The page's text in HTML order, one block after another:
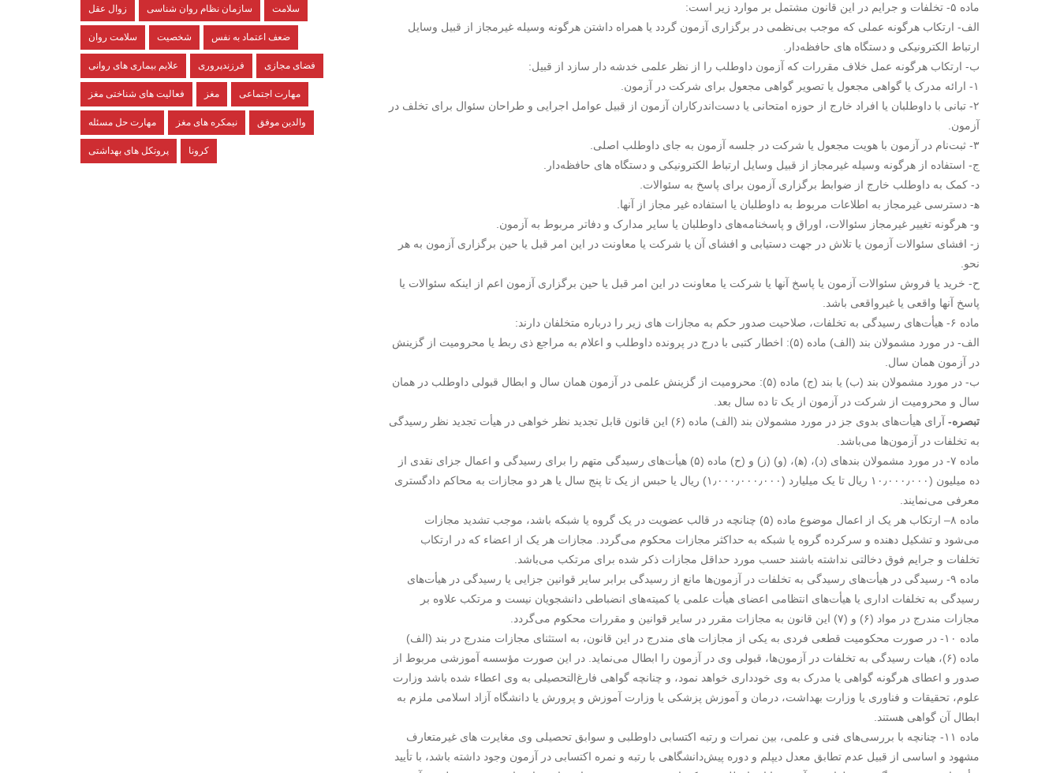
ماده ۵- تخلفات و جرایم در این قانون مشتمل بر موارد زیر است:
الف- ارتکاب هرگونه عملی که موجب بی‌نظمی در برگزاری آزمون گردد یا همراه داشتن هرگونه وسیله غیرمجاز از قبیل وسایل
ارتباط الکترونیکی و دستگاه های حافظه‌دار.
ب- ارتکاب هرگونه عمل خلاف مقررات که آزمون داوطلب را از نظر علمی خدشه دار سازد از قبیل:
۱- ارائه مدرک یا گواهی مجعول یا تصویر گواهی مجعول برای شرکت در آزمون.
۲- تبانی با داوطلبان یا افراد خارج از حوزه امتحانی یا دست‌اندرکاران آزمون از قبیل عوامل اجرایی و طراحان سئوال برای تخلف در
آزمون.
۳- ثبت‌نام در آزمون با هویت مجعول یا شرکت در جلسه آزمون به جای داوطلب اصلی.
ج- استفاده از هرگونه وسیله غیرمجاز از قبیل وسایل ارتباط الکترونیکی و دستگاه های حافظه‌دار.
د- کمک به داوطلب خارج از ضوابط برگزاری آزمون برای پاسخ به سئوالات.
ه‍- دسترسی غیرمجاز به اطلاعات مربوط به داوطلبان یا استفاده غیر مجاز از آنها.
و- هرگونه تغییر غیرمجاز سئوالات، اوراق و پاسخنامه‌های داوطلبان یا سایر مدارک و دفاتر مربوط به آزمون.
ز- افشای سئوالات آزمون یا تلاش در جهت دستیابی و افشای آن یا شرکت یا معاونت در این امر قبل یا حین برگزاری آزمون به هر
نحو.
ح- خرید یا فروش سئوالات آزمون یا پاسخ آنها یا شرکت یا معاونت در این امر قبل یا حین برگزاری آزمون اعم از اینکه سئوالات یا
پاسخ آنها واقعی یا غیرواقعی باشد.
ماده ۶- هیأت‌های رسیدگی به تخلفات، صلاحیت صدور حکم به مجازات های زیر را درباره متخلفان دارند:
الف- در مورد مشمولان بند (الف) ماده (۵): اخطار کتبی با درج در پرونده داوطلب و اعلام به مراجع ذی ربط یا محرومیت از گزینش
در آزمون همان سال.
ب- در مورد مشمولان بند (ب) یا بند (ج) ماده (۵): محرومیت از گزینش علمی در آزمون همان سال و ابطال قبولی داوطلب در همان
سال و محرومیت از شرکت در آزمون از یک تا ده سال بعد.
تبصره-
آرای هیأت‌های بدوی جز در مورد مشمولان بند (الف) ماده (۶) این قانون قابل تجدید نظر خواهی در هیأت تجدید نظر رسیدگی
به تخلفات در آزمون‌ها می‌باشد.
ماده ۷- در مورد مشمولان بندهای (د)، (ه‍)، (و) (ز) و (ح) ماده (۵) هیأت‌های رسیدگی متهم را برای رسیدگی و اعمال جزای نقدی از
ده میلیون (۱۰٫۰۰۰٫۰۰۰ ریال تا یک میلیارد (۱٫۰۰۰٫۰۰۰٫۰۰۰) ریال یا حبس از یک تا پنج سال یا هر دو مجازات به محاکم دادگستری
معرفی می‌نمایند.
ماده ۸– ارتکاب هر یک از اعمال موضوع ماده (۵) چنانچه در قالب عضویت در یک گروه یا شبکه باشد، موجب تشدید مجازات
می‌شود و تشکیل دهنده و سرکرده گروه یا شبکه به حداکثر مجازات محکوم می‌گردد. مجازات هر یک از اعضاء که در ارتکاب
تخلفات و جرایم فوق دخالتی نداشته باشند حسب مورد حداقل مجازات ذکر شده برای مرتکب می‌باشد.
ماده ۹- رسیدگی در هیأت‌های رسیدگی به تخلفات در آزمون‌ها مانع از رسیدگی برابر سایر قوانین جزایی یا رسیدگی در هیأت‌های
رسیدگی به تخلفات اداری یا هیأت‌های انتظامی اعضای هیأت علمی یا کمیته‌های انضباطی دانشجویان نیست و مرتکب علاوه بر
مجازات مندرج در مواد (۶) و (۷) این قانون به مجازات مقرر در سایر قوانین و مقررات محکوم می‌گردد.
ماده ۱۰- در صورت محکومیت قطعی فردی به یکی از مجازات های مندرج در این قانون، به استثنای مجازات مندرج در بند (الف)
ماده (۶)، هیات رسیدگی به تخلفات در آزمون‌ها، قبولی وی در آزمون را ابطال می‌نماید. در این صورت مؤسسه آموزشی مربوط از
صدور و اعطای هرگونه گواهی یا مدرک به وی خودداری خواهد نمود، و چنانچه گواهی فارغ‌التحصیلی به وی اعطاء شده باشد وزارت
علوم، تحقیقات و فناوری یا وزارت بهداشت، درمان و آموزش پزشکی یا وزارت آموزش و پرورش یا دانشگاه آزاد اسلامی ملزم به
ابطال آن گواهی هستند.
ماده ۱۱- چنانچه با بررسی‌های فنی و علمی، بین نمرات و رتبه اکتسابی داوطلبی و سوابق تحصیلی وی مغایرت های غیرمتعارف
مشهود و اساسی از قبیل عدم تطابق معدل دیپلم و دوره پیش‌دانشگاهی با رتبه و نمره اکتسابی در آزمون وجود داشته باشد، با تأیید
زوال عقل سازمان نظام روان شناسی سلامت
سلامت روان شخصیت ضعف اعتماد به نفس
علایم بیماری های روانی فرزندپروری فضای مجازی
فعالیت های شناختی مغز مغز مهارت اجتماعی
مهارت حل مسئله نیمکره های مغز والدین موفق
پروتکل های بهداشتی کرونا